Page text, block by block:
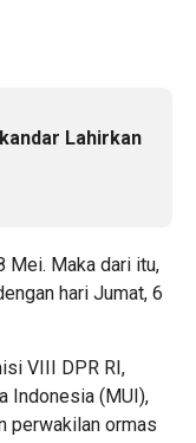
Lahirkan
Mei. Maka dari itu,
hari Jumat, 6
VIII DPR RI,
Indonesia (MUI),
perwakilan ormas